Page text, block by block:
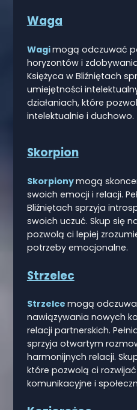
Waga
Wagimogą odczuwać
horyzontów i
Księżyca w Bliźniętach
umiejętności
działaniach, które
intelektualnie i duchowo.
Skorpion
Skorpionymogą
swoich emocji i relacji.
Bliźniętach sprzyja
swoich uczuć. Skup się
pozwolą ci lepiej
potrzeby emocjonalne.
Strzelec
Strzelce mogą
nawiązywania nowych
relacji partnerskich.
sprzyja otwartym
harmonijnych relacji.
które pozwolą ci
komunikacyjne i